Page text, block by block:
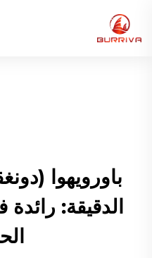
باورويهوا
الدقيقة: